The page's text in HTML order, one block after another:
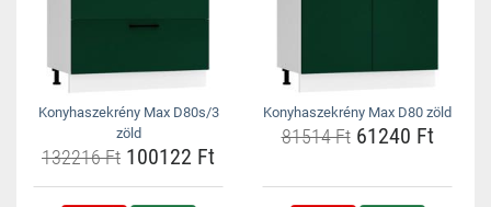
Konyhaszekrény Max D80s/3
zöld
132216 Ft 100122 Ft
Konyhaszekrény Max D80 zöld
81514 Ft61240 Ft